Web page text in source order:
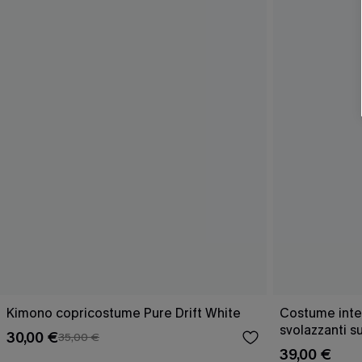
Kimono copricostume Pure Drift White
30,00 €35,00 €
Costume
svolazzanti
39,00 €